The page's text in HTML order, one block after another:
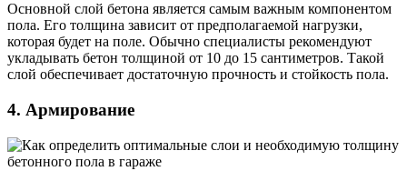
Основной слой бетона является самым важным компонентом
пола. Его толщина зависит от предполагаемой нагрузки,
которая будет на поле. Обычно специалисты рекомендуют
укладывать бетон толщиной от 10 до 15 сантиметров. Такой
слой обеспечивает достаточную прочность и стойкость пола.
4. Армирование